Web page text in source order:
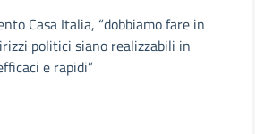
Casa Italia, “dobbiamo fare in
politici siano realizzabili in
e rapidi”